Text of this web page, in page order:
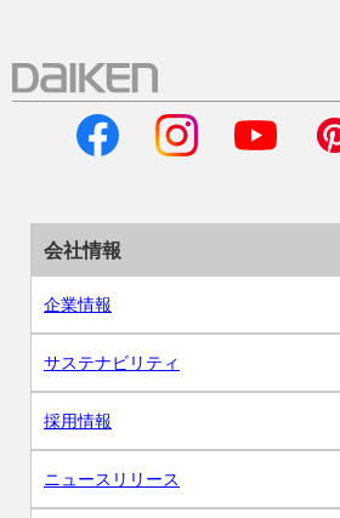
会社情報
企業情報
サステナビリティ
採用情報
ニュースリリース